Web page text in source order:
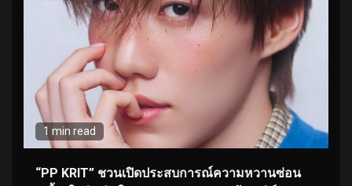
1 min read
“PP KRIT” ชวนเปิดประสบการณ์ความหวานซ่อน